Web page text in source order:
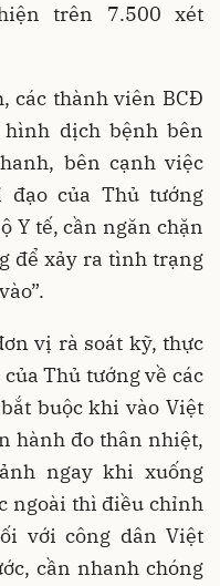
trên 7.500 xét
các thành viên BCĐ
dịch bệnh bên
bên cạnh việc
của Thủ tướng
Y tế, cần ngăn chặn
để xảy ra tình trạng
vị rà soát kỹ, thực
Thủ tướng về các
buộc khi vào Việt
hành đo thân nhiệt,
ngay khi xuống
ngoài thì điều chỉnh
với công dân Việt
cần nhanh chóng